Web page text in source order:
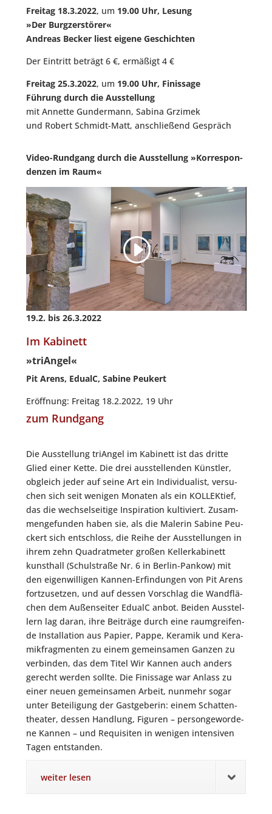
Frei­tag 18.3.2022, um 19.00 Uhr, Lesung
»Der Burg­zer­stö­rer«
Andre­as Becker liest eige­ne Geschichten
Der Ein­tritt beträgt 6 €, ermä­ßigt 4 €
Frei­tag 25.3.2022, um 19.00 Uhr, Finis­sa­ge
Füh­rung durch die Aus­stel­lung
mit Annet­te Gun­der­mann, Sabi­na Grzimek
und Robert Schmidt-Matt, anschlie­ßend Gespräch
Video-Rund­gang durch die Aus­stel­lung »Kor­re­spon­
den­zen im Raum«
19.2. bis 26.3.2022
Im Kabinett
»triAngel«
Pit Are­ns, EdualC, Sabi­ne Peukert
Eröff­nung: Frei­tag 18.2.2022, 19 Uhr
zum Rundgang
Die Aus­stel­lung tri­An­gel im Kabi­nett ist das drit­te
Glied einer Ket­te. Die drei aus­stel­len­den Künst­ler,
obgleich jeder auf sei­ne Art ein Indi­vi­dua­list, ver­su­
chen sich seit weni­gen Mona­ten als ein KOL­LEK­tief,
das die wech­sel­sei­ti­ge Inspi­ra­ti­on kul­ti­viert. Zusam­
men­ge­fun­den haben sie, als die Male­rin Sabi­ne Peu­
ckert sich ent­schloss, die Rei­he der Aus­stel­lun­gen in
ihrem zehn Qua­drat­me­ter gro­ßen Kel­ler­ka­bi­nett
kunst­hall (Schul­stra­ße Nr. 6 in Ber­lin-Pan­kow) mit
den eigen­wil­li­gen Kan­nen-Erfin­dun­gen von Pit Are­ns
fort­zu­set­zen, und auf des­sen Vor­schlag die Wand­flä­
chen dem Außen­sei­ter EdualC anbot. Bei­den Aus­stel­
lern lag dar­an, ihre Bei­trä­ge durch eine raum­grei­fen­
de Instal­la­ti­on aus Papier, Pap­pe, Kera­mik und Kera­
mik­frag­men­ten zu einem gemein­sa­men Gan­zen zu
ver­bin­den, das dem Titel Wir Kan­nen auch anders
gerecht wer­den soll­te. Die Finis­sa­ge war Anlass zu
einer neu­en gemein­sa­men Arbeit, nun­mehr sogar
unter Betei­li­gung der Gast­ge­be­rin: einem Schat­ten­
thea­ter, des­sen Hand­lung, Figu­ren – per­son­ge­wor­de­
ne Kan­nen – und Requi­si­ten in weni­gen inten­si­ven
Tagen entstanden.
weiter lesen